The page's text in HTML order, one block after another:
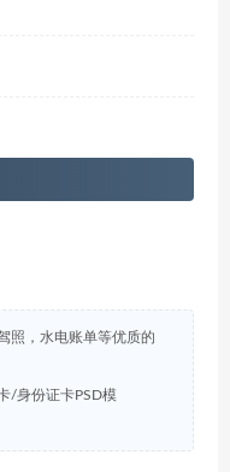
照，水电账单等优质的
/身份证卡PSD模